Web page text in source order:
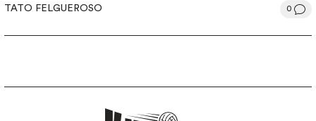
TATO FELGUEROSO 0